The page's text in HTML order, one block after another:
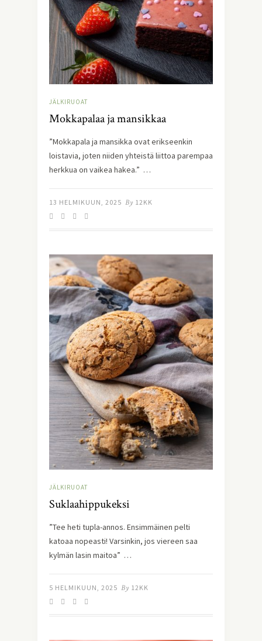
JÄLKIRUOAT
Mokkapalaa ja mansikkaa
”Mokkapala ja mansikka ovat erikseenkin
loistavia, joten niiden yhteistä liittoa parempaa
herkkua on vaikea hakea.” …
13 HELMIKUUN, 2025 By 12KK
JÄLKIRUOAT
Suklaahippukeksi
”Tee heti tupla-annos. Ensimmäinen pelti
katoaa nopeasti! Varsinkin, jos viereen saa
kylmän lasin maitoa” …
5 HELMIKUUN, 2025 By 12KK